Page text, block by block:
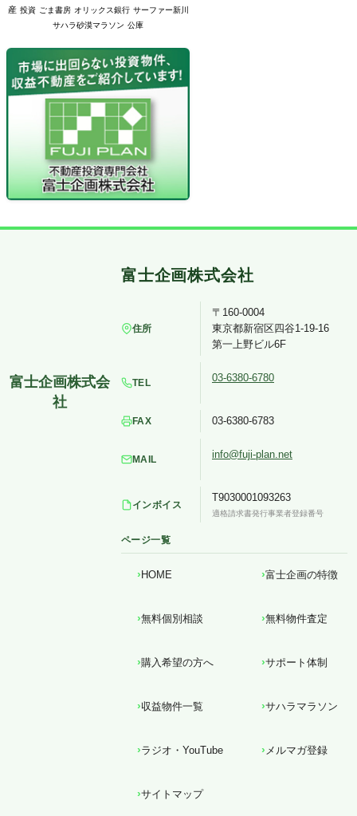
産 投資 ごま書房 オリックス銀行 サーファー新川
サハラ砂漠マラソン 公庫
住所
〒160-0004
東京都新宿区四谷1-19-16
第一上野ビル6F
TEL 03-6380-6780
FAX 03-6380-6783
MAIL info@fuji-plan.net
インボイス
T9030001093263
適格請求書発行事業者登録番号
ページ一覧
HOME 富士企画の特徴
無料個別相談 無料物件査定
購入希望の方へ サポート体制
収益物件一覧 サハラマラソン
ラジオ・YouTube メルマガ登録
サイトマップ